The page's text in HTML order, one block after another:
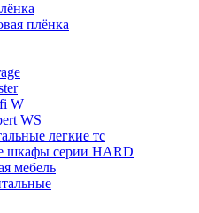
плёнка
W
WS
легкие тс
шкафы серии HARD
мебель